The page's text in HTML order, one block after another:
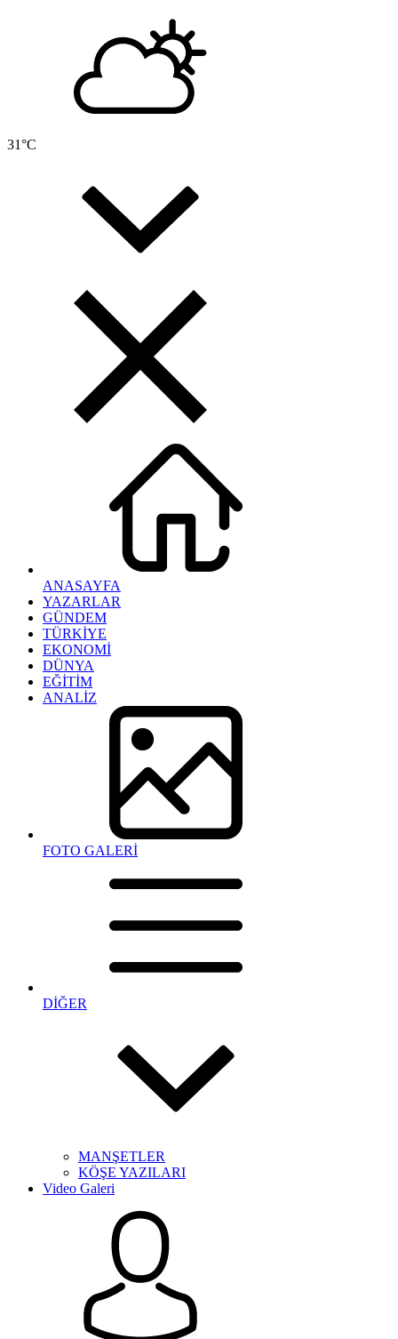
31°C
ANASAYFA
YAZARLAR
GÜNDEM
TÜRKİYE
EKONOMİ
DÜNYA
EĞİTİM
ANALİZ
FOTO GALERİ
DİĞER
MANŞETLER
KÖŞE YAZILARI
Video Galeri